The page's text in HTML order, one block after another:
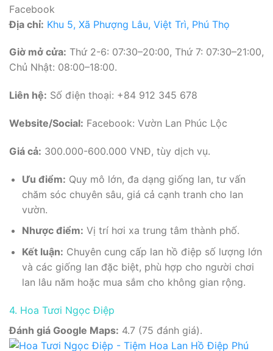
Facebook
Địa chỉ: Khu 5, Xã Phượng Lâu, Việt Trì, Phú Thọ
Giờ mở cửa: Thứ 2-6: 07:30–20:00, Thứ 7: 07:30–21:00,
Chủ Nhật: 08:00–18:00.
Liên hệ: Số điện thoại: +84 912 345 678
Website/Social: Facebook: Vườn Lan Phúc Lộc
Giá cả: 300.000-600.000 VNĐ, tùy dịch vụ.
Ưu điểm: Quy mô lớn, đa dạng giống lan, tư vấn
chăm sóc chuyên sâu, giá cả cạnh tranh cho lan
vườn.
Nhược điểm: Vị trí hơi xa trung tâm thành phố.
Kết luận: Chuyên cung cấp lan hồ điệp số lượng lớn
và các giống lan đặc biệt, phù hợp cho người chơi
lan lâu năm hoặc mua sắm cho không gian rộng.
4. Hoa Tươi Ngọc Điệp
Đánh giá Google Maps: 4.7 (75 đánh giá).